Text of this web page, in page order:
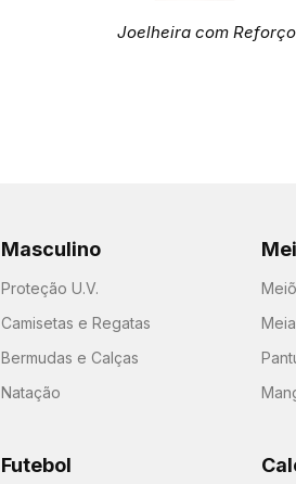
Joelheira com Reforço
Masculino
Proteção U.V.
Camisetas e Regatas
Bermudas e Calças
Natação
Futebol